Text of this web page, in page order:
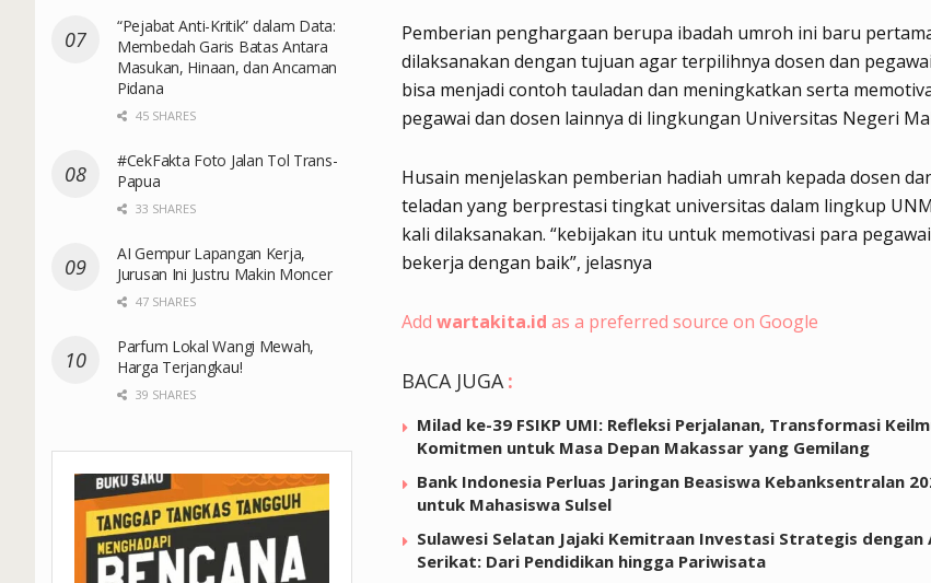
Pemberian penghargaan berupa ibadah umroh ini baru
dilaksanakan dengan tujuan agar terpilihnya dosen dan
bisa menjadi contoh tauladan dan meningkatkan serta
pegawai dan dosen lainnya di lingkungan Universitas Negeri
Husain menjelaskan pemberian hadiah umrah kepada dosen
teladan yang berprestasi tingkat universitas dalam lingkup
kali dilaksanakan. “kebijakan itu untuk memotivasi para
bekerja dengan baik”, jelasnya
Add wartakita.id as a preferred source on Google
BACA JUGA :
Milad ke-39 FSIKP UMI: Refleksi Perjalanan, Transformasi
Komitmen untuk Masa Depan Makassar yang Gemilang
Bank Indonesia Perluas Jaringan Beasiswa Kebanksentralan
untuk Mahasiswa Sulsel
Sulawesi Selatan Jajaki Kemitraan Investasi Strategis dengan
Serikat: Dari Pendidikan hingga Pariwisata
“Pejabat Anti-Kritik” dalam Data:
Membedah Garis Batas Antara
Masukan, Hinaan, dan Ancaman
Pidana
45 SHARES
#CekFakta Foto Jalan Tol Trans-
Papua
33 SHARES
AI Gempur Lapangan Kerja,
Jurusan Ini Justru Makin Moncer
47 SHARES
Parfum Lokal Wangi Mewah,
Harga Terjangkau!
39 SHARES